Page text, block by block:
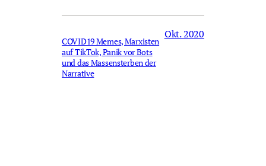
COVID19 Memes, Marxisten
auf TikTok, Panik vor Bots
und das Massensterben der
Narrative
Okt. 2020